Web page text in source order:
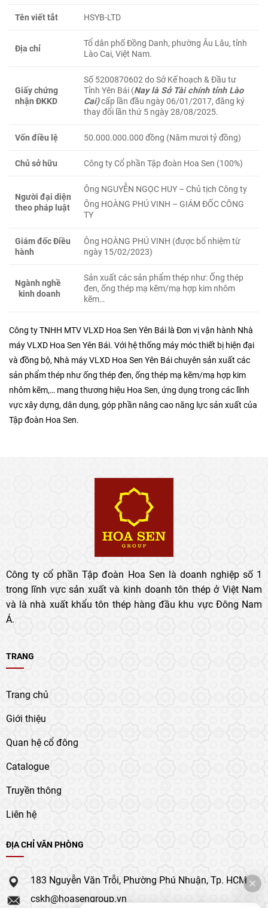
Tên viết tắt HSYB-LTD
Địa chỉ
Tổ dân phố Đồng Danh, phường Âu Lâu, tỉnh
Lào Cai, Việt Nam.
Giấy chứng
nhận ĐKKD
Số 5200870602 do Sở Kế hoạch & Đầu tư
Tỉnh Yên Bái (Nay là Sở Tài chính tỉnh Lào
Cai)cấp lần đầu ngày 06/01/2017, đăng ký
thay đổi lần thứ 5 ngày 28/08/2025.
Vốn điều lệ 50.000.000.000 đồng (Năm mươi tỷ đồng)
Chủ sở hữu Công ty Cổ phần Tập đoàn Hoa Sen (100%)
Người đại diện
theo pháp luật
Ông NGUYỄN NGỌC HUY – Chủ tịch Công ty
Ông HOÀNG PHÚ VINH – GIÁM ĐỐC CÔNG
TY
Giám đốc Điều
hành
Ông HOÀNG PHÚ VINH (được bổ nhiệm từ
ngày 15/02/2023)
Ngành nghề
kinh doanh
Sản xuất các sản phẩm thép như: Ống thép
đen, ống thép mạ kẽm/mạ hợp kim nhôm
kẽm…
Công ty TNHH MTV VLXD Hoa Sen Yên Bái là Đơn vị vận hành Nhà
máy VLXD Hoa Sen Yên Bái. Với hệ thống máy móc thiết bị hiện đại
và đồng bộ, Nhà máy VLXD Hoa Sen Yên Bái chuyên sản xuất các
sản phẩm thép như ống thép đen, ống thép mạ kẽm/mạ hợp kim
nhôm kẽm,… mang thương hiệu Hoa Sen, ứng dụng trong các lĩnh
vực xây dựng, dân dụng, góp phần nâng cao năng lực sản xuất của
Tập đoàn Hoa Sen.
Công ty cổ phần Tập đoàn Hoa Sen là doanh nghiệp số 1
trong lĩnh vực sản xuất và kinh doanh tôn thép ở Việt Nam
và là nhà xuất khẩu tôn thép hàng đầu khu vực Đông Nam
Á.
TRANG
Trang chủ
Giới thiệu
Quan hệ cổ đông
Catalogue
Truyền thông
Liên hệ
ĐỊA CHỈ VĂN PHÒNG
183 Nguyễn Văn Trỗi, Phường Phú Nhuận, Tp. HCM
cskh@hoasengroup.vn